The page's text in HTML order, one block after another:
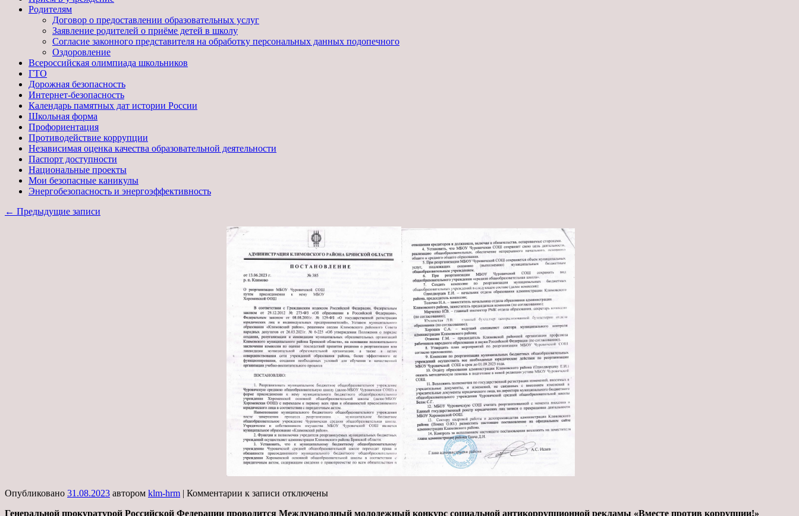
Родителям
Договор о предоставлении образовательных услуг
Заявление родителей о приёме детей в школу
Согласие законного представителя на обработку персональных данных подопечного
Оздоровление
Всероссийская олимпиада школьников
ГТО
Дорожная безопасность
Интернет-безопасность
Календарь памятных дат истории России
Школьная форма
Профориентация
Противодействие коррупции
Независимая оценка качества образовательной деятельности
Паспорт доступности
Национальные проекты
Мои безопасные каникулы
Энергобезопасность и энергоэффективность
← Предыдущие записи
Опубликовано 31.08.2023 автором klm-hrm | Комментарии к записи отключены
Генеральной прокуратурой Российской Федерации проводится Международный молодежный конкурс социальной антикоррупционной рекламы «Вместе против коррупции!»